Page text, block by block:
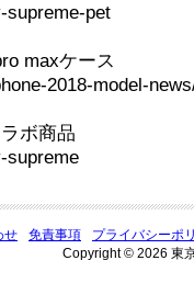
supreme-pet
maxケース
2018-model-
ボ商品
supreme
せ 免責事項
プライバシーポ
Copyright © 2026 東